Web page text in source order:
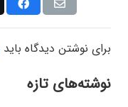
برای نوشتن دیدگاه باید
نوشته‌های تازه